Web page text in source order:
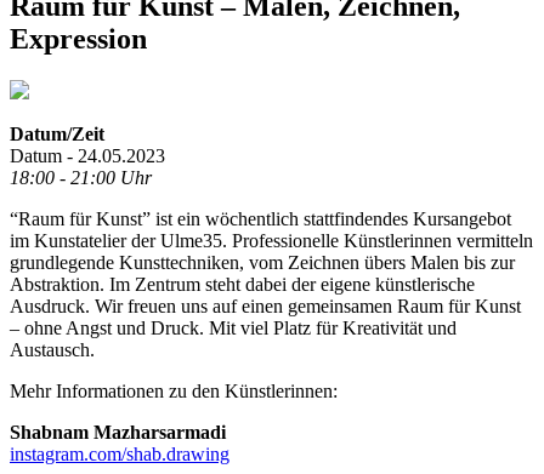
Expression
Datum/Zeit
Datum - 24.05.2023
18:00 - 21:00 Uhr
“Raum für Kunst” ist ein wöchentlich stattfindendes Kursangebot
im Kunstatelier der Ulme35. Professionelle Künstlerinnen vermitteln
grundlegende Kunsttechniken, vom Zeichnen übers Malen bis zur
Abstraktion. Im Zentrum steht dabei der eigene künstlerische
Ausdruck. Wir freuen uns auf einen gemeinsamen Raum für Kunst
– ohne Angst und Druck. Mit viel Platz für Kreativität und
Austausch.
Mehr Informationen zu den Künstlerinnen:
Shabnam Mazharsarmadi
instagram.com/shab.drawing